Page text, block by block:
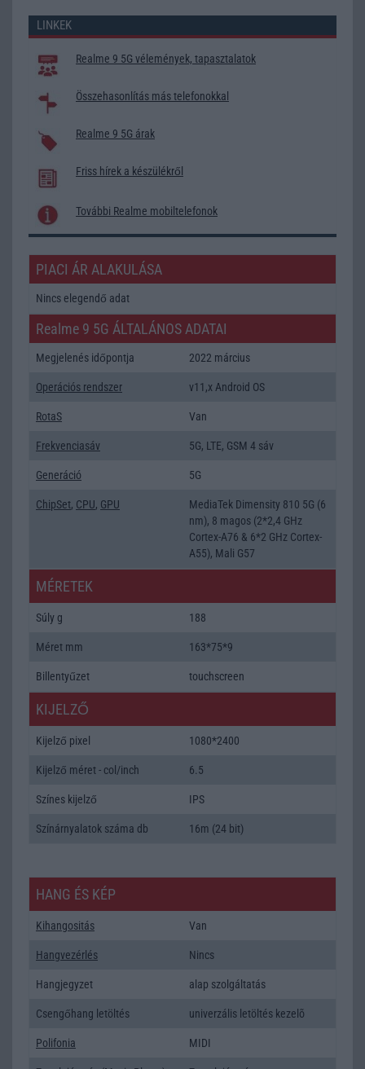
LINKEK
Realme 9 5G vélemények, tapasztalatok
Összehasonlítás más telefonokkal
Realme 9 5G árak
Friss hírek a készülékről
További Realme mobiltelefonok
PIACI ÁR ALAKULÁSA
Nincs elegendő adat
Realme 9 5G ÁLTALÁNOS ADATAI
Megjelenés időpontja 2022 március
Operációs rendszer v11,x Android OS
RotaS Van
Frekvenciasáv 5G, LTE, GSM 4 sáv
Generáció 5G
ChipSet, CPU, GPU
MediaTek Dimensity 810 5G (6
nm), 8 magos (2*2,4 GHz
Cortex-A76 & 6*2 GHz Cortex-
A55), Mali G57
MÉRETEK
Súly g 188
Méret mm 163*75*9
Billentyűzet touchscreen
KIJELZŐ
Kijelző pixel 1080*2400
Kijelző méret - col/inch 6.5
Színes kijelző IPS
Színárnyalatok száma db 16m (24 bit)
HANG ÉS KÉP
Kihangositás Van
Hangvezérlés Nincs
Hangjegyzet alap szolgáltatás
Csengőhang letöltés univerzális letöltés kezelõ
Polifonia MIDI